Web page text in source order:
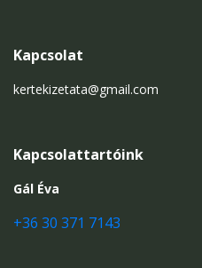
Kapcsolat
kertekizetata@gmail.com
Kapcsolattartóink
Gál Éva
+36 30 371 7143